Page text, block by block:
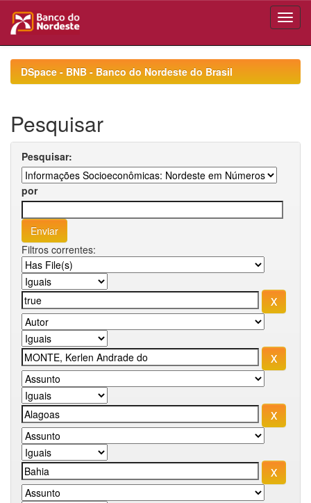
navigationDSpace - BNB - Banco do Nordeste do Brasil
Pesquisar
Pesquisar:
por
Filtros correntes: